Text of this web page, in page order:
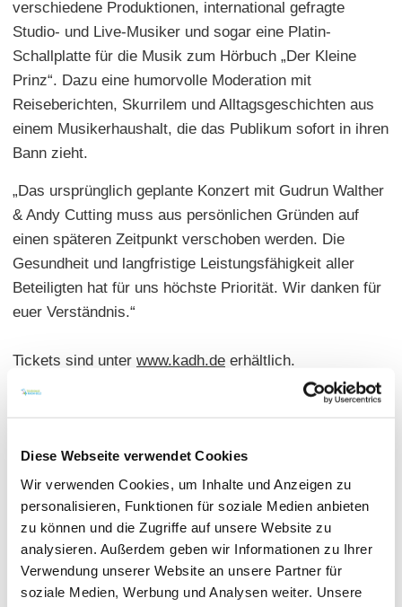
Diese Webseite verwendet Cookies
Wir verwenden Cookies, um Inhalte und Anzeigen zu
personalisieren, Funktionen für soziale Medien anbieten
zu können und die Zugriffe auf unsere Website zu
analysieren. Außerdem geben wir Informationen zu Ihrer
Verwendung unserer Website an unsere Partner für
soziale Medien, Werbung und Analysen weiter. Unsere
verschiedene Produktionen, international gefragte
Studio- und Live-Musiker und sogar eine Platin-
Schallplatte für die Musik zum Hörbuch „Der Kleine
Prinz“. Dazu eine humorvolle Moderation mit
Reiseberichten, Skurrilem und Alltagsgeschichten aus
einem Musikerhaushalt, die das Publikum sofort in ihren
Bann zieht.
„Das ursprünglich geplante Konzert mit Gudrun Walther
& Andy Cutting muss aus persönlichen Gründen auf
einen späteren Zeitpunkt verschoben werden. Die
Gesundheit und langfristige Leistungsfähigkeit aller
Beteiligten hat für uns höchste Priorität. Wir danken für
euer Verständnis.“
Tickets sind unter www.kadh.de erhältlich.